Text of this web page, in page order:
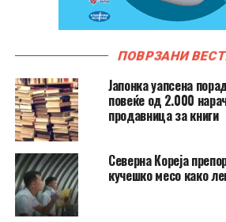
ПОВРЗАНИ
Јапонка уапсена
повеќе од 2.000
продавница за книги
Северна Кореја
кучешко месо како